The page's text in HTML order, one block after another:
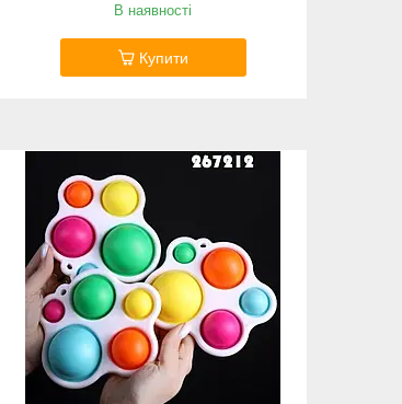
В наявності
Купити